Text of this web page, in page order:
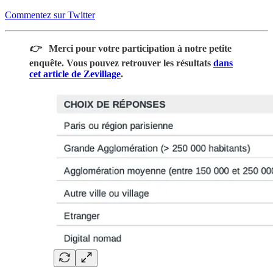
Commentez sur Twitter
👉 Merci pour votre participation à notre petite
enquête. Vous pouvez retrouver les résultats dans
cet article de Zevillage.